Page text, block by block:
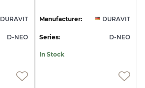
DURAVIT
D-NEO
Manufacturer: DURAVIT
Series: D-NEO
In Stock